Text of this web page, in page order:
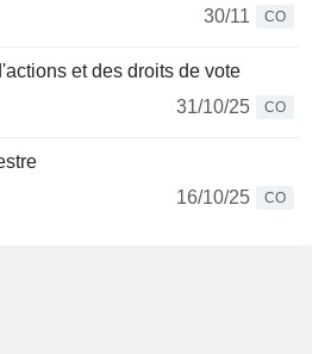
30/11
CO
et des droits de vote
31/10/25
CO
16/10/25
CO